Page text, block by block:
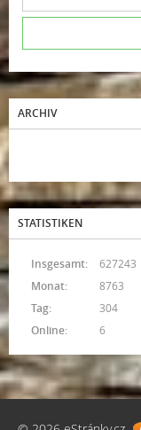
ARCHIV
STATISTIKEN
Online: 6
Insgesamt:
627243
Monat:
8763
Tag:
304